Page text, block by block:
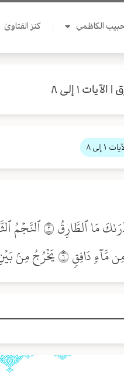
الكاظمي كنز الفتاوىٰ
١ إلى ٨
١ إلى ٨